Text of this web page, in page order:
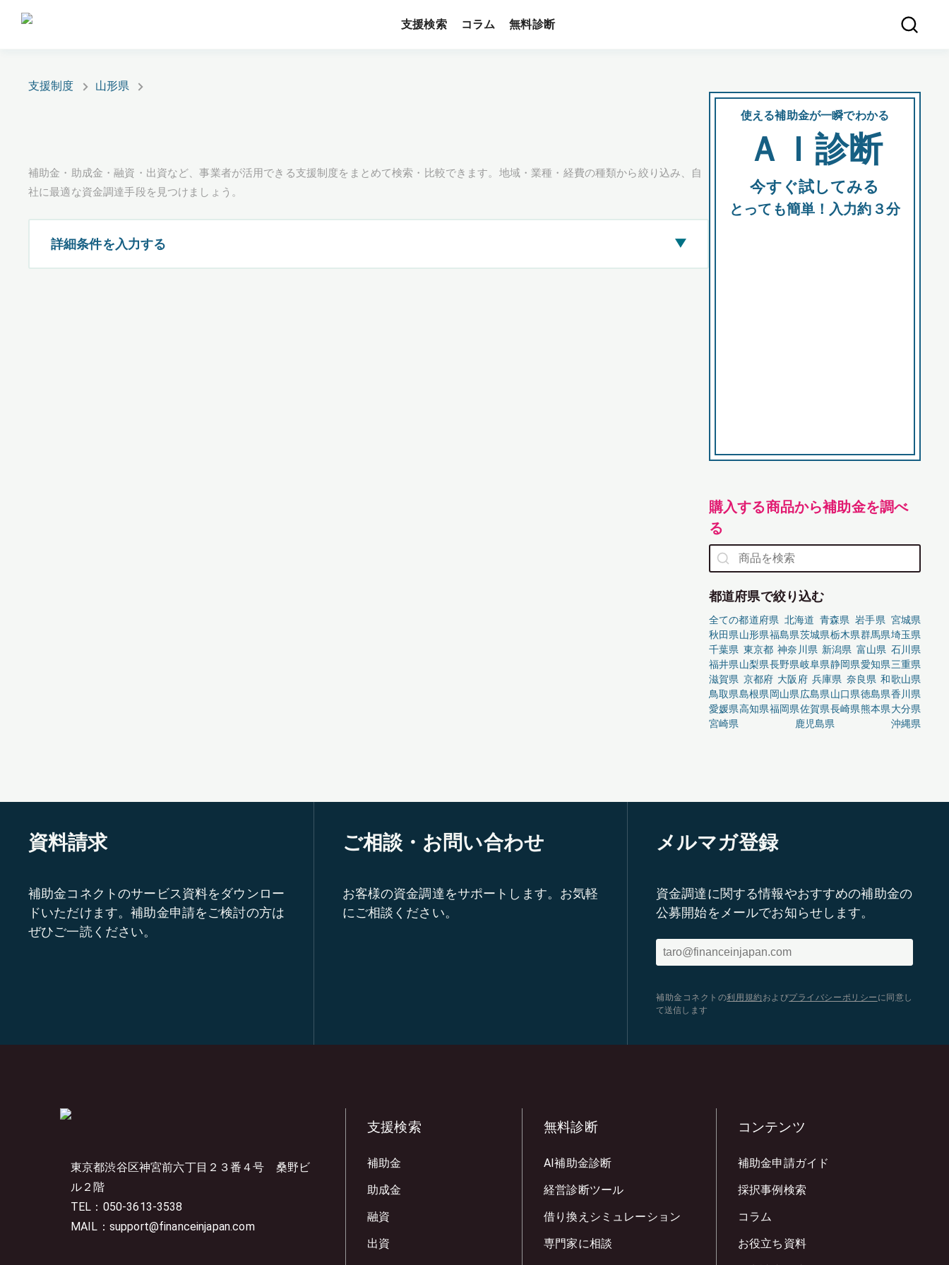
支援検索 コラム 無料診断
支援制度 山形県
補助金・助成金・融資・出資など、事業者が活用できる支援制度をまとめて検索・比較できます。地域・業種・経費の種類から絞り込み、自
社に最適な資金調達手段を見つけましょう。
詳細条件を入力する ▶
使える補助金が一瞬でわかる
ＡＩ診断
今すぐ試してみる
とっても簡単！入力約３分
購入する商品から補助金を調べ
る
都道府県で絞り込む
全ての都道府県 北海道 青森県 岩手県 宮城県
秋田県山形県福島県茨城県栃木県群馬県埼玉県
千葉県 東京都 神奈川県 新潟県 富山県 石川県
福井県山梨県長野県岐阜県静岡県愛知県三重県
滋賀県 京都府 大阪府 兵庫県 奈良県 和歌山県
鳥取県島根県岡山県広島県山口県徳島県香川県
愛媛県高知県福岡県佐賀県長崎県熊本県大分県
宮崎県
鹿児島県 沖縄県
資料請求
補助金コネクトのサービス資料をダウンロー
ドいただけます。補助金申請をご検討の方は
ぜひご一読ください。
ご相談・お問い合わせ
お客様の資金調達をサポートします。お気軽
にご相談ください。
メルマガ登録
資金調達に関する情報やおすすめの補助金の
公募開始をメールでお知らせします。
補助金コネクトの利用規約 およびプライバシーポリシー に同意し
て送信します
東京都渋谷区神宮前六丁目２３番４号 桑野ビ
ル２階
TEL：050-3613-3538
MAIL：support@financeinjapan.com
支援検索
補助金
助成金
融資
出資
無料診断
AI補助金診断
経営診断ツール
借り換えシミュレーション
専門家に相談
コンテンツ
補助金申請ガイド
採択事例検索
コラム
お役立ち資料